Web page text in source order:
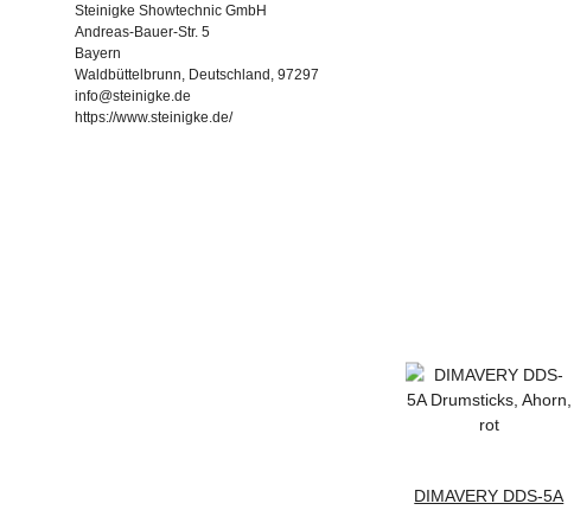
Steinigke Showtechnic GmbH
Andreas-Bauer-Str. 5
Bayern
Waldbüttelbrunn, Deutschland, 97297
info@steinigke.de
https://www.steinigke.de/
DIMAVERY DDS-5A